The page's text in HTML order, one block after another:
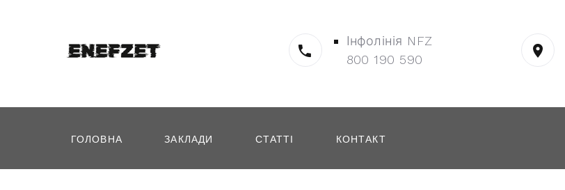
Інфолінія NFZ
800 190 590
ГОЛОВНА ЗАКЛАДИ СТАТТІ КОНТАКТ